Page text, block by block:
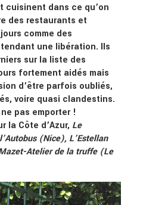
cuisinent dans ce qu’on
des restaurants et
comme des
une libération. Ils
sur la liste des
fortement aidés mais
d’être parfois oubliés,
voire quasi clandestins.
pas emporter !
la Côte d’Azur, Le
(Nice), L’Estellan
Atelier de la truffe (Le